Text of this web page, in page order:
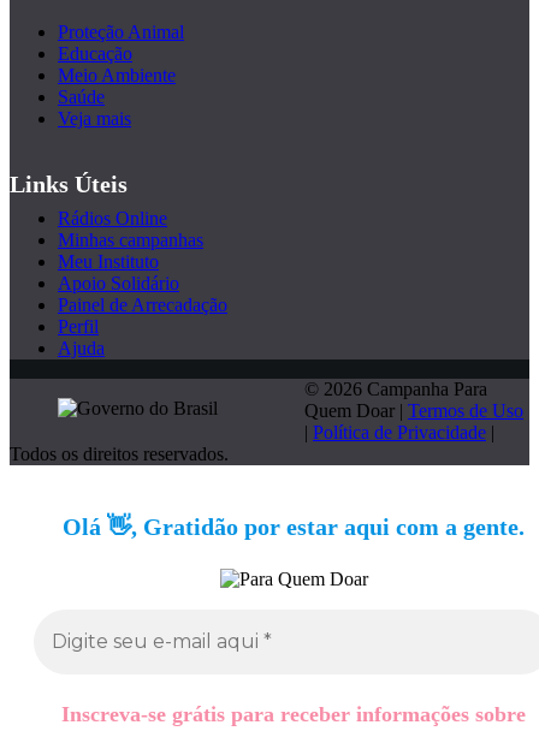
Proteção Animal
Educação
Meio Ambiente
Saúde
Veja mais
Links Úteis
Rádios Online
Minhas campanhas
Meu Instituto
Apoio Solidário
Painel de Arrecadação
Perfil
Ajuda
© 2026 Campanha Para
Quem Doar | Termos de Uso
| Política de Privacidade |
Todos os direitos reservados.
Olá 👋, Gratidão por estar aqui com a gente.
Inscreva-se grátis para receber informações sobre